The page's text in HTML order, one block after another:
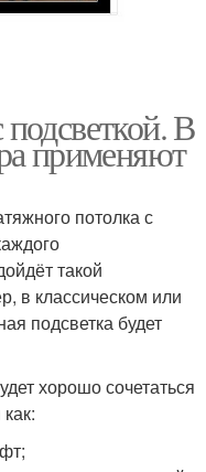
В
применяют
потолка с
такой
в классическом или
подсветка будет
хорошо сочетаться